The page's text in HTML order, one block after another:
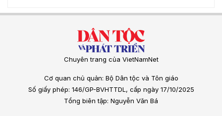
Chuyên trang của VietNamNet
Cơ quan chủ quản: Bộ Dân tộc và Tôn giáo
Số giấy phép: 146/GP-BVHTTDL, cấp ngày 17/10/2025
Tổng biên tập: Nguyễn Văn Bá